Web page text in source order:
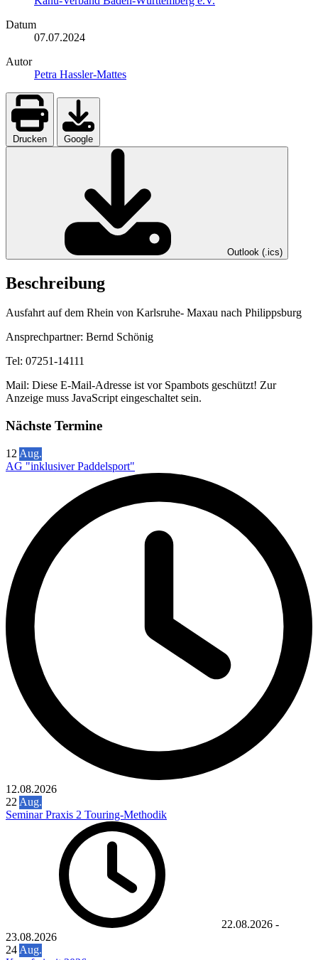
Datum
07.07.2024
Autor
Petra Hassler-Mattes
Drucken Google
Outlook (.ics)
Beschreibung
Ausfahrt auf dem Rhein von Karlsruhe- Maxau nach Philippsburg
Ansprechpartner: Bernd Schönig
Tel: 07251-14111
Mail: Diese E-Mail-Adresse ist vor Spambots geschützt! Zur
Anzeige muss JavaScript eingeschaltet sein.
Nächste Termine
12 Aug.
AG "inklusiver Paddelsport"
12.08.2026
22 Aug.
Seminar Praxis 2 Touring-Methodik
22.08.2026 -
23.08.2026
24 Aug.